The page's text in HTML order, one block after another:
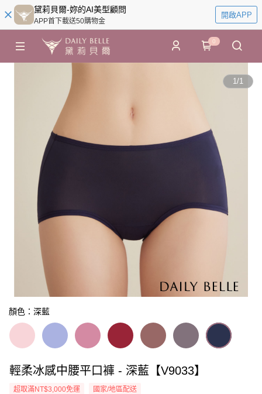
黛莉貝爾-妳的AI美型顧問
APP首下載送50購物金
開啟APP
0
1/1
顏色：深藍
輕柔冰感中腰平口褲 - 深藍【V9033】
超取滿NT$3,000免運 國家/地區配送